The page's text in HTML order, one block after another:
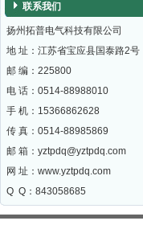
联系我们
扬州拓普电气科技有限公司
地 址：江苏省宝应县国泰路2号
邮 编： 225800
电 话：0514-88988010
手 机：15366862628
传 真：0514-88985869
邮 箱： yztpdq@yztpdq.com
网 址： www.yztpdq.com
Q Q：843058685